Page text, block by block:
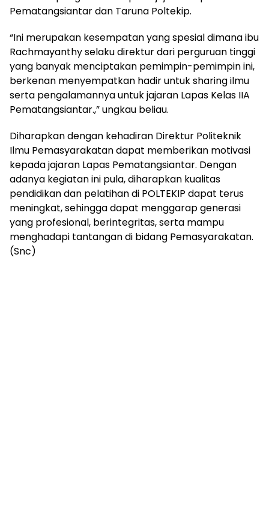
Pematangsiantar dan Taruna Poltekip.
“Ini merupakan kesempatan yang spesial dimana ibu
Rachmayanthy selaku direktur dari perguruan tinggi
yang banyak menciptakan pemimpin-pemimpin ini,
berkenan menyempatkan hadir untuk sharing ilmu
serta pengalamannya untuk jajaran Lapas Kelas IIA
Pematangsiantar.,” ungkau beliau.
Diharapkan dengan kehadiran Direktur Politeknik
Ilmu Pemasyarakatan dapat memberikan motivasi
kepada jajaran Lapas Pematangsiantar. Dengan
adanya kegiatan ini pula, diharapkan kualitas
pendidikan dan pelatihan di POLTEKIP dapat terus
meningkat, sehingga dapat menggarap generasi
yang profesional, berintegritas, serta mampu
menghadapi tantangan di bidang Pemasyarakatan.
(Snc)